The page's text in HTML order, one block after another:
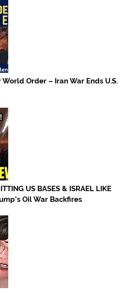
Order – Iran War Ends U.S.
US BASES & ISRAEL LIKE
Oil War Backfires